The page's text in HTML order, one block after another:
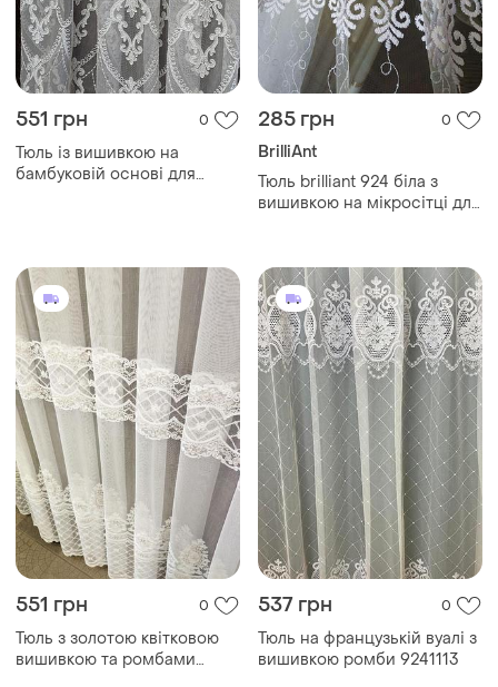
551 грн 0
Тюль із вишивкою на
бамбуковій основі для
285 грн 0
BrilliAnt
Тюль brilliant 924 біла з
вишивкою на мікросітці для
полотну
551 грн 0
Тюль з золотою квітковою
вишивкою та ромбами
537 грн 0
Тюль на французькій вуалі з
вишивкою ромби 9241113